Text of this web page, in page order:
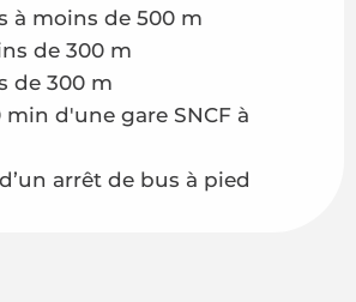
à moins de 500 m
de 300 m
de 300 m
min d'une gare SNCF à
arrêt de bus à pied